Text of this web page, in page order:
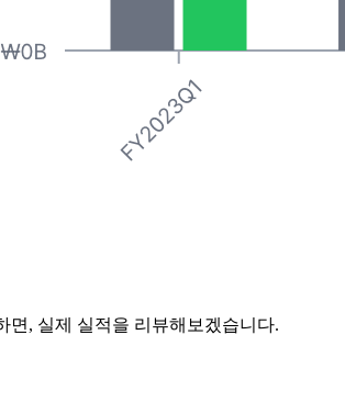
면, 실제 실적을 리뷰해보겠습니다.